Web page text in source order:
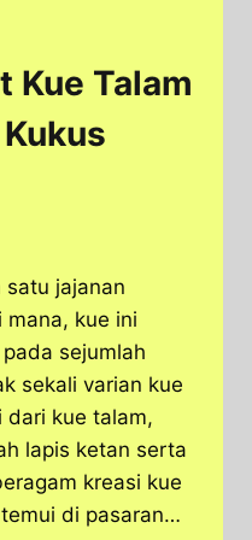
Kue Talam
satu jajanan
mana, kue ini
sejumlah
sekali varian kue
dari kue talam,
lapis ketan serta
kreasi kue
di pasaran…